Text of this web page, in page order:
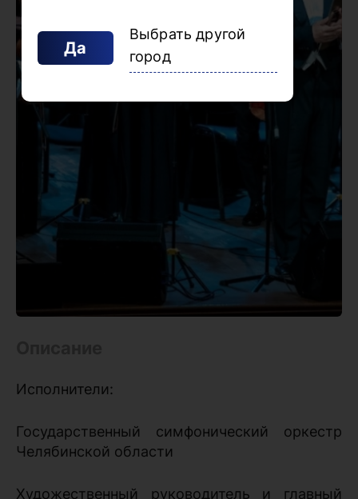
Да
Выбрать другой
город
Исполнители:
Государственный симфонический оркестр
Челябинской области
Художественный руководитель и главный